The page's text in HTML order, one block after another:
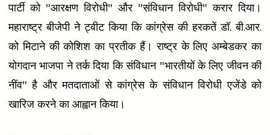
पार्टी को "आरक्षण विरोधी" और "संविधान विरोधी" करार दिया।
महाराष्ट्र बीजेपी ने ट्वीट किया कि कांग्रेस की हरकतें डॉ. बी.आर.
को मिटाने की कोशिश का प्रतीक हैं। राष्ट्र के लिए अम्बेडकर का
योगदान भाजपा ने तर्क दिया कि संविधान "भारतीयों के लिए जीवन की
नींव" है और मतदाताओं से कांग्रेस के संविधान विरोधी एजेंडे को
खारिज करने का आह्वान किया।